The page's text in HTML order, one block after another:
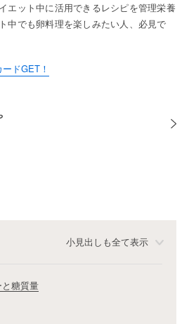
エット中に活用できるレシピを管理栄養
中でも卵料理を楽しみたい人、必見で
ドGET！
小見出しも全て表示
糖質量